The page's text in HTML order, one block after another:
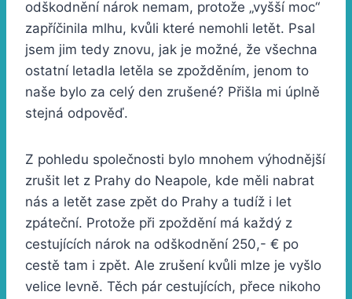
odškodnění nárok nemam, protože „vyšší moc“
zapříčinila mlhu, kvůli které nemohli letět. Psal
jsem jim tedy znovu, jak je možné, že všechna
ostatní letadla letěla se zpožděním, jenom to
naše bylo za celý den zrušené? Přišla mi úplně
stejná odpověď.
Z pohledu společnosti bylo mnohem výhodnější
zrušit let z Prahy do Neapole, kde měli nabrat
nás a letět zase zpět do Prahy a tudíž i let
zpáteční. Protože při zpoždění má každý z
cestujících nárok na odškodnění 250,- € po
cestě tam i zpět. Ale zrušení kvůli mlze je vyšlo
velice levně. Těch pár cestujících, přece nikoho